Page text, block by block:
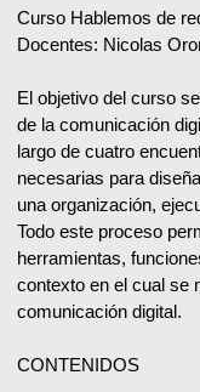
Curso Hablemos de
Docentes: Nicolas
El objetivo del curso
de la comunicación
largo de cuatro
necesarias para
una organización,
Todo este proceso
herramientas,
contexto en el cual se
comunicación digital.
CONTENIDOS